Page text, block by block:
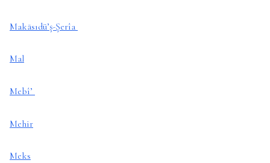
Makāsıdü’ş-Şerîa
Mal
Mebî’
Mehir
Meks